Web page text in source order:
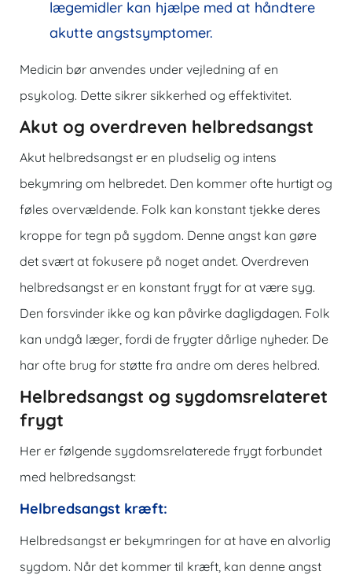
lægemidler kan hjælpe med at håndtere
akutte angstsymptomer.
Medicin bør anvendes under vejledning af en
psykolog. Dette sikrer sikkerhed og effektivitet.
Akut og overdreven helbredsangst
Akut helbredsangst er en pludselig og intens
bekymring om helbredet. Den kommer ofte hurtigt og
føles overvældende. Folk kan konstant tjekke deres
kroppe for tegn på sygdom. Denne angst kan gøre
det svært at fokusere på noget andet. Overdreven
helbredsangst er en konstant frygt for at være syg.
Den forsvinder ikke og kan påvirke dagligdagen. Folk
kan undgå læger, fordi de frygter dårlige nyheder. De
har ofte brug for støtte fra andre om deres helbred.
Helbredsangst og sygdomsrelateret
frygt
Her er følgende sygdomsrelaterede frygt forbundet
med helbredsangst:
Helbredsangst kræft:
Helbredsangst er bekymringen for at have en alvorlig
sygdom. Når det kommer til kræft, kan denne angst